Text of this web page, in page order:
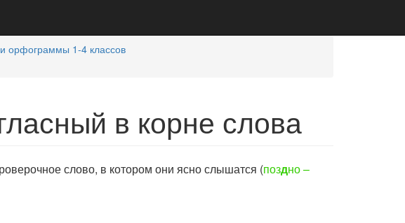
орфограммы 1-4 классов
в корне слова
слово, в котором они ясно слышатся (поздно –